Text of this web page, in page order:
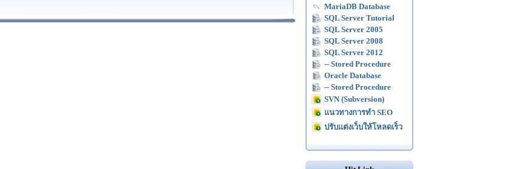
MariaDB Database
SQL Server Tutorial
SQL Server 2005
SQL Server 2008
SQL Server 2012
-- Stored Procedure
Oracle Database
-- Stored Procedure
SVN (Subversion)
แนวทางการทำ SEO
ปรับแต่งเว็บให้โหลดเร็ว